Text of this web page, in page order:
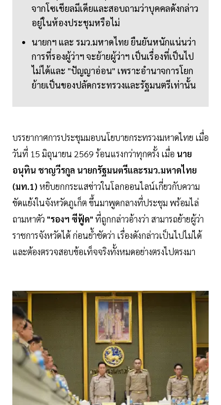
จากโซเชียลมีเดียและสอบถามว่าบุคคลดังกล่าว
อยู่ในห้องประชุมหรือไม่
นายกฯ และ รมว.มหาดไทย ยืนยันหนักแน่นว่า
การที่รองผู้ว่าฯ จะย้ายผู้ว่าฯ เป็นเรื่องที่เป็นไป
ไม่ได้และ "ปัญญาอ่อน" เพราะอำนาจการโยก
ย้ายเป็นของปลัดกระทรวงและรัฐมนตรีเท่านั้น
บรรยากาศการประชุมมอบนโยบายกระทรวงมหาดไทย เมื่อ
วันที่ 15 มิถุนายน 2569 ร้อนแรงกว่าทุกครั้ง เมื่อ นาย
อนุทิน ชาญวีรกูล นายกรัฐมนตรีและรมว.มหาดไทย
(มท.1) หยิบยกกระแสข่าวในโลกออนไลน์เกี่ยวกับความ
ขัดแย้งในจังหวัดภูเก็ต ขึ้นมาพูดกลางที่ประชุม พร้อมไล่
ถามหาตัว "รองฯ ซีฟู้ด" ที่ถูกกล่าวอ้างว่า สามารถย้ายผู้ว่า
ราชการจังหวัดได้ ก่อนย้ำชัดว่า เรื่องดังกล่าวเป็นไปไม่ได้
และต้องตรวจสอบข้อเท็จจริงทั้งหมดอย่างตรงไปตรงมา